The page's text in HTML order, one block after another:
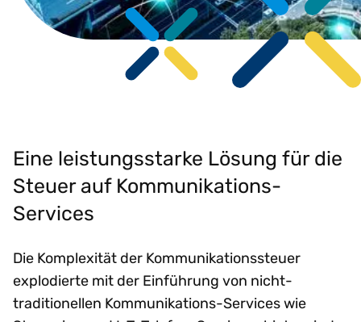
Eine leistungsstarke Lösung für die
Steuer auf Kommunikations-
Services
Die Komplexität der Kommunikationssteuer
explodierte mit der Einführung von nicht-
traditionellen Kommunikations-Services wie